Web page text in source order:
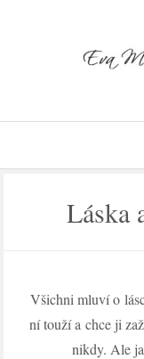
Láska
Všichni mluví o
ní touží a chce ji
nikdy. Ale